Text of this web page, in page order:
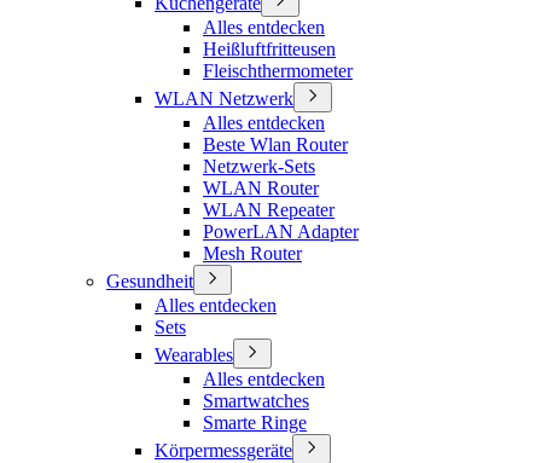
Alles entdecken
Heißluftfritteusen
Fleischthermometer
WLAN Netzwerk
Alles entdecken
Beste Wlan Router
Netzwerk-Sets
WLAN Router
WLAN Repeater
PowerLAN Adapter
Mesh Router
Gesundheit
Alles entdecken
Sets
Wearables
Alles entdecken
Smartwatches
Smarte Ringe
Körpermessgeräte